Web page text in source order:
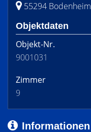
55294 Bodenheim
Objektdaten
Objekt-Nr.
9001031
Zimmer
9
Informationen